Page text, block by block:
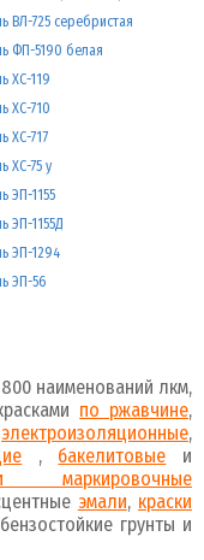
ВЛ-725 серебристая
ФП-5190 белая
ХС-119
ХС-710
ХС-717
ХС-75 у
ЭП-1155
ЭП-1155Д
ЭП-1294
ЭП-56
наименований лкм,
по ржавчине,
электроизоляционные,
, бакелитовые и
маркировочные
эмали, краски
грунты и